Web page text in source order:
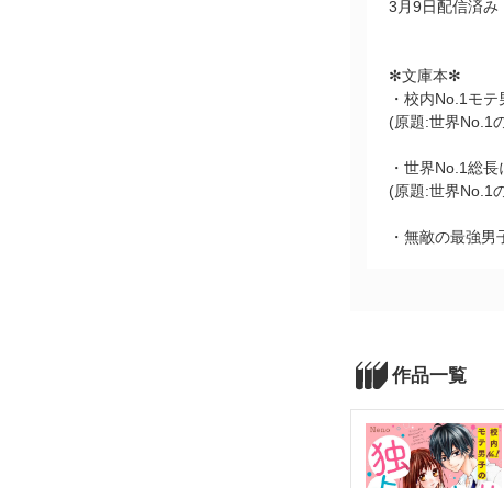
3月9日配信済み
✻文庫本✻
・校内No.1モ
(原題:世界No.1
・世界No.1総長
(原題:世界No.1
・無敵の最強男
作品一覧